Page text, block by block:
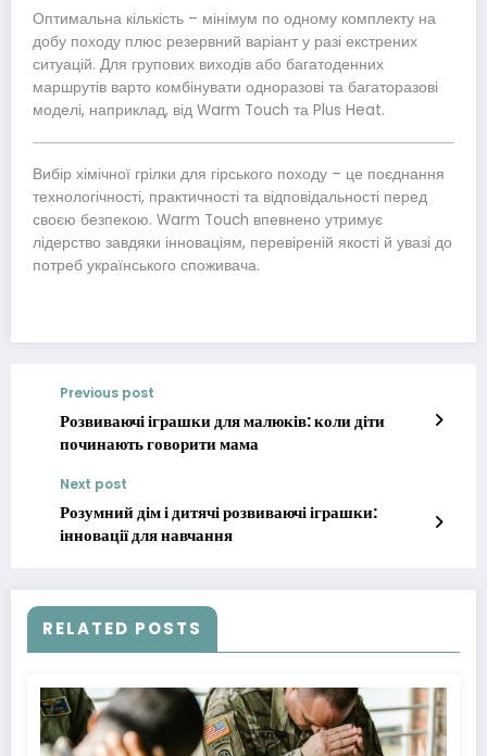
Оптимальна кількість – мінімум по одному комплекту на
добу походу плюс резервний варіант у разі екстрених
ситуацій. Для групових виходів або багатоденних
маршрутів варто комбінувати одноразові та багаторазові
моделі, наприклад, від Warm Touch та Plus Heat.
Вибір хімічної грілки для гірського походу – це поєднання
технологічності, практичності та відповідальності перед
своєю безпекою. Warm Touch впевнено утримує
лідерство завдяки інноваціям, перевіреній якості й увазі до
потреб українського споживача.
Previous post
Розвиваючі іграшки для малюків: коли діти
починають говорити мама
Next post
Розумний дім і дитячі розвиваючі іграшки:
інновації для навчання
RELATED POSTS